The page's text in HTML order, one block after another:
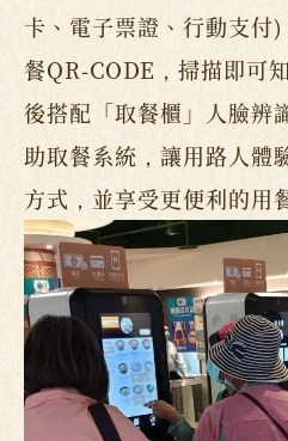
卡、電子票證、行動支付
餐QR-CODE，掃描即可
後搭配「取餐櫃」人臉辨
助取餐系統，讓用路人體
方式，並享受更便利的用